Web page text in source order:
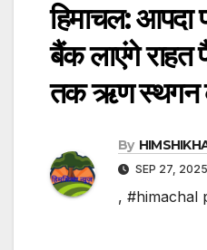
हिमाचल: आपदा
बैंक लाएंगे
तक ऋण स्थगन
By
SEP 27, 2025
, #himachal